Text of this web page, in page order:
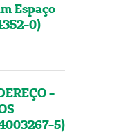
Espaço
0)
-
5)